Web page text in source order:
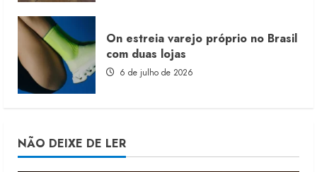
On estreia varejo próprio no Brasil
com duas lojas
6 de julho de 2026
NÃO DEIXE DE LER